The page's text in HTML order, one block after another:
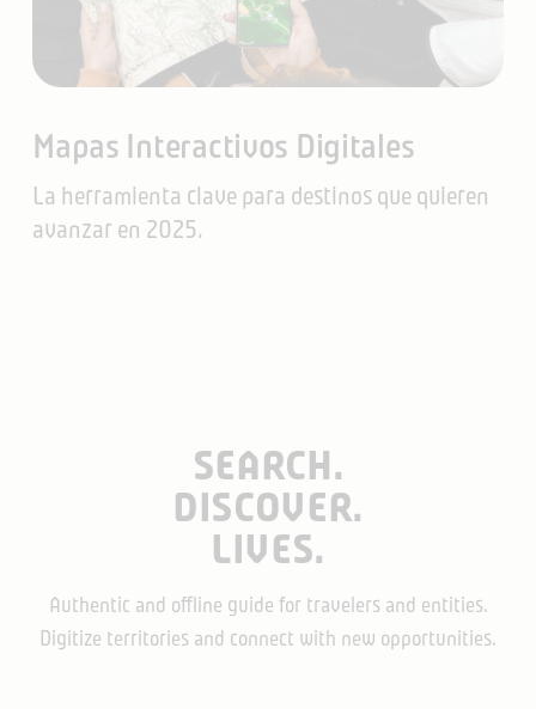
Mapas Interactivos Digitales
La herramienta clave para destinos que quieren
avanzar en 2025.
SEARCH.
DISCOVER.
LIVES.
Authentic and offline guide for travelers and entities.
Digitize territories and connect with new opportunities.